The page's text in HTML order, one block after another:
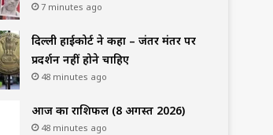
7 minutes ago
दिल्ली हाईकोर्ट ने कहा – जंतर मंतर पर
प्रदर्शन नहीं होने चाहिए
48 minutes ago
आज का राशिफल (8 अगस्त 2026)
48 minutes ago